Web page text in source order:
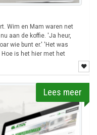
Wim en Mam waren net
aan de koffie. 'Ja heur,
wie bunt er.' 'Het was
is het hier met het
Lees meer